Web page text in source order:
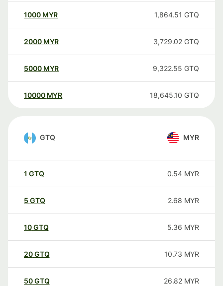
1000 MYR 1,864.51 GTQ
2000 MYR 3,729.02 GTQ
5000 MYR 9,322.55 GTQ
10000 MYR 18,645.10 GTQ
GTQ MYR
1 GTQ 0.54 MYR
5 GTQ 2.68 MYR
10GTQ 5.36 MYR
20GTQ 10.73 MYR
50GTQ 26.82 MYR